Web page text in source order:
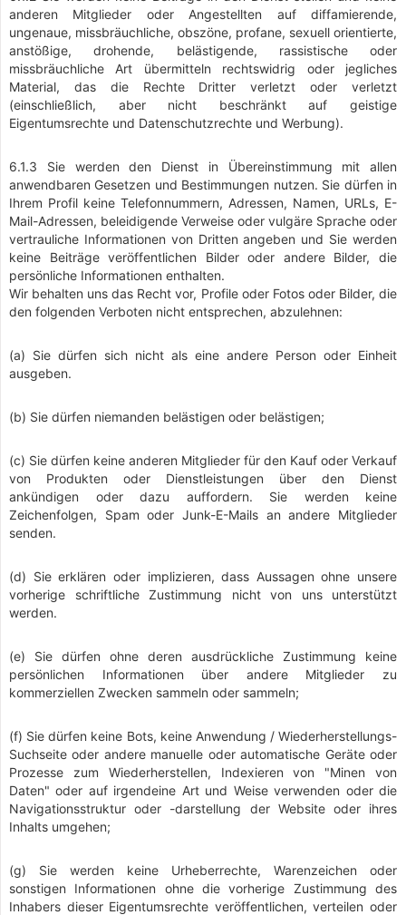
anderen Mitglieder oder Angestellten auf diffamierende,
ungenaue, missbräuchliche, obszöne, profane, sexuell orientierte,
anstößige, drohende, belästigende, rassistische oder
missbräuchliche Art übermitteln rechtswidrig oder jegliches
Material, das die Rechte Dritter verletzt oder verletzt
(einschließlich, aber nicht beschränkt auf geistige
Eigentumsrechte und Datenschutzrechte und Werbung).
6.1.3 Sie werden den Dienst in Übereinstimmung mit allen
anwendbaren Gesetzen und Bestimmungen nutzen. Sie dürfen in
Ihrem Profil keine Telefonnummern, Adressen, Namen, URLs, E-
Mail-Adressen, beleidigende Verweise oder vulgäre Sprache oder
vertrauliche Informationen von Dritten angeben und Sie werden
keine Beiträge veröffentlichen Bilder oder andere Bilder, die
persönliche Informationen enthalten.
Wir behalten uns das Recht vor, Profile oder Fotos oder Bilder, die
den folgenden Verboten nicht entsprechen, abzulehnen:
(a) Sie dürfen sich nicht als eine andere Person oder Einheit
ausgeben.
(b) Sie dürfen niemanden belästigen oder belästigen;
(c) Sie dürfen keine anderen Mitglieder für den Kauf oder Verkauf
von Produkten oder Dienstleistungen über den Dienst
ankündigen oder dazu auffordern. Sie werden keine
Zeichenfolgen, Spam oder Junk-E-Mails an andere Mitglieder
senden.
(d) Sie erklären oder implizieren, dass Aussagen ohne unsere
vorherige schriftliche Zustimmung nicht von uns unterstützt
werden.
(e) Sie dürfen ohne deren ausdrückliche Zustimmung keine
persönlichen Informationen über andere Mitglieder zu
kommerziellen Zwecken sammeln oder sammeln;
(f) Sie dürfen keine Bots, keine Anwendung / Wiederherstellungs-
Suchseite oder andere manuelle oder automatische Geräte oder
Prozesse zum Wiederherstellen, Indexieren von "Minen von
Daten" oder auf irgendeine Art und Weise verwenden oder die
Navigationsstruktur oder -darstellung der Website oder ihres
Inhalts umgehen;
(g) Sie werden keine Urheberrechte, Warenzeichen oder
sonstigen Informationen ohne die vorherige Zustimmung des
Inhabers dieser Eigentumsrechte veröffentlichen, verteilen oder